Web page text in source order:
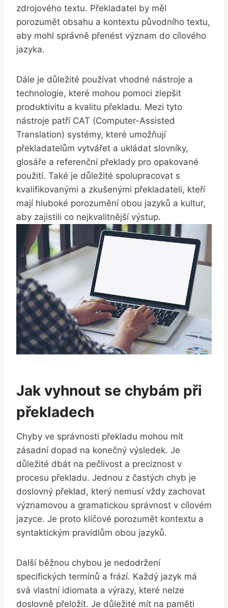
zdrojového textu. Překladatel by měl
porozumět obsahu a kontextu ‍původního textu,
aby mohl správně přenést význam ⁣do cílového
jazyka.
Dále je důležité používat vhodné nástroje a
⁣technologie, které mohou⁣ pomoci zlepšit
produktivitu a kvalitu překladu. Mezi tyto⁤
nástroje patří CAT (Computer-Assisted
Translation) systémy, které umožňují
překladatelům ⁤vytvářet a ukládat slovníky,
glosáře a referenční překlady pro opakované
použití. Také je důležité spolupracovat‍ s ​
kvalifikovanými a ​zkušenými překladateli, kteří
mají hluboké porozumění obou jazyků a ⁣kultur,
⁢aby ‍zajistili co nejkvalitnější výstup.
Jak vyhnout se chybám při
překladech
Chyby ve správnosti překladu ‌mohou mít
zásadní dopad ⁣na ⁢konečný výsledek. Je
důležité dbát‌ na pečlivost a preciznost v
procesu překladu. Jednou z častých chyb je
doslovný⁤ překlad, který nemusí vždy zachovat
‌významovou ​a gramatickou správnost v cílovém
jazyce. Je proto klíčové ​porozumět kontextu a
syntaktickým pravidlům obou jazyků.
Další běžnou chybou je⁣ nedodržení
specifických termínů a ​frází. Každý jazyk má‍
svá vlastní idiomata a výrazy,‌ které‍ nelze
doslovně přeložit.⁣ Je důležité mít na ​paměti